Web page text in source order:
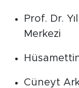
Prof. Dr.
Merkezi
Cüneyt